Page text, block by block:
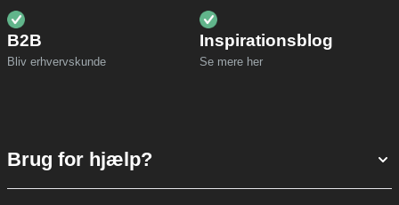
B2B
Bliv erhvervskunde
Inspirationsblog
Se mere her
Brug for hjælp?